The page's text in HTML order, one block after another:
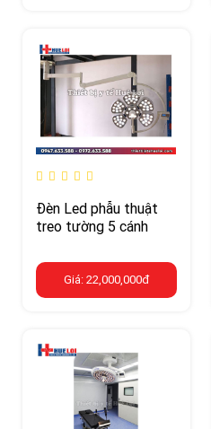
Đèn Led phẫu thuật
treo tường 5 cánh
Giá: 22,000,000đ